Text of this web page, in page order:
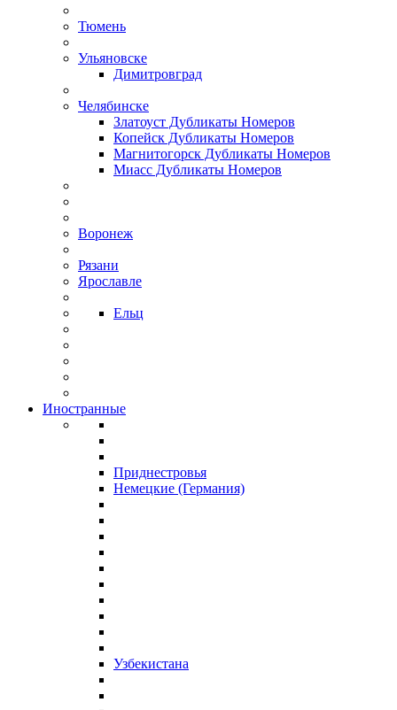
Тюмень
Ульяновске
Димитровград
Челябинске
Златоуст Дубликаты Номеров
Копейск Дубликаты Номеров
Магнитогорск Дубликаты Номеров
Миасс Дубликаты Номеров
Воронеж
Рязани
Ярославле
Ельц
Иностранные
Приднестровья
Немецкие (Германия)
Узбекистана